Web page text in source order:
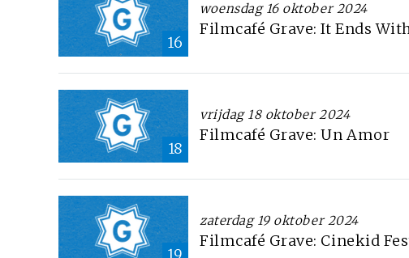
16
woensdag 16 oktober 2024
Filmcafé Grave: It Ends
18
vrijdag 18 oktober 2024
Filmcafé Grave: Un Amor
zaterdag 19 oktober 2024
Filmcafé Grave: Cinekid